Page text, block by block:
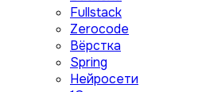
Fullstack
Zerocode
Вёрстка
Spring
Нейросети